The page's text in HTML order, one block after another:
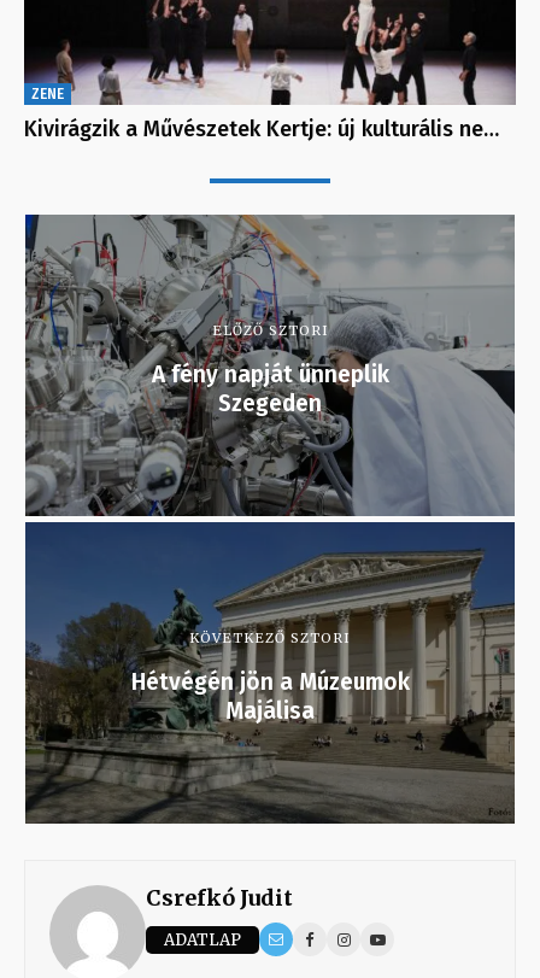
ZENE
Kivirágzik a Művészetek Kertje: új kulturális ne…
ELŐZŐ SZTORI
A fény napját ünneplik
Szegeden
KÖVETKEZŐ SZTORI
Hétvégén jön a Múzeumok
Majálisa
Csrefkó Judit
ADATLAP